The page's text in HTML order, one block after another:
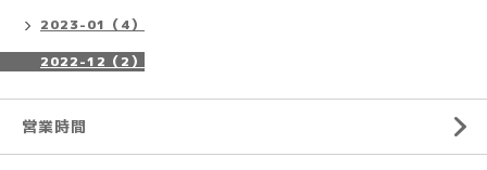
2023-01（4）
2022-12（2）
営業時間